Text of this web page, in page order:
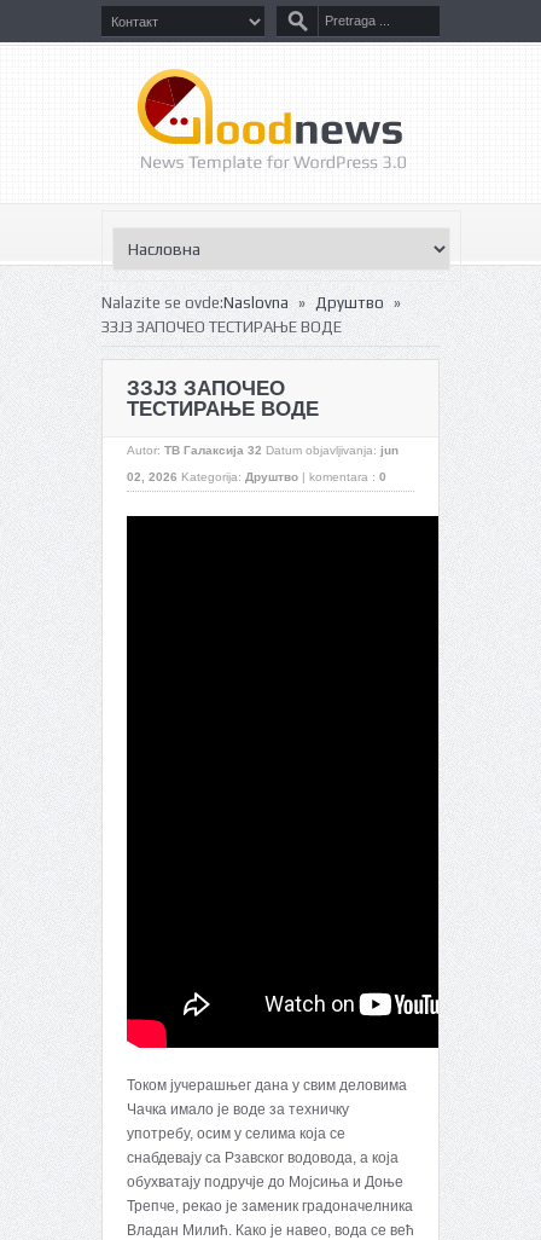
Nalazite se ovde:Naslovna » Друштво »
ЗЗЈЗ ЗАПОЧЕО ТЕСТИРАЊЕ ВОДЕ
ЗЗЈЗ ЗАПОЧЕО
ТЕСТИРАЊЕ ВОДЕ
Autor: ТВ Галаксија 32 Datum objavljivanja: jun
02, 2026 Kategorija: Друштво | komentara : 0
Током јучерашњег дана у свим деловима
Чачка имало је воде за техничку
употребу, осим у селима која се
снабдевају са Рзавског водовода, а која
обухватају подручје до Мојсиња и Доње
Трепче, рекао је заменик градоначелника
Владан Милић. Како је навео, вода се већ